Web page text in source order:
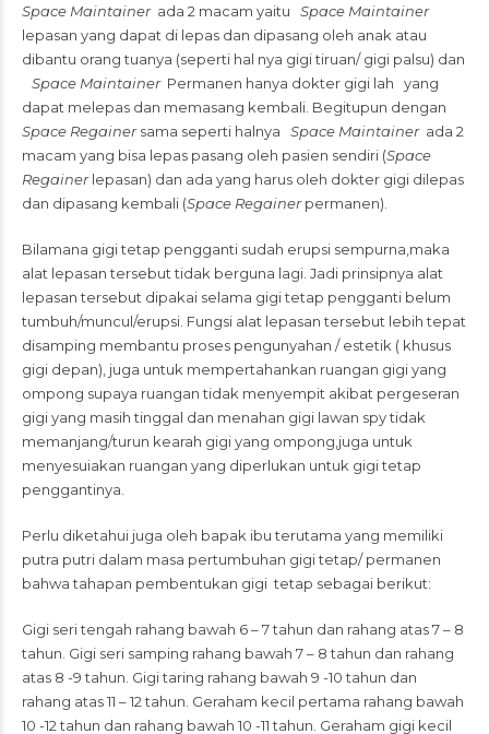
Space Maintainerada 2 macam yaitu Space Maintainer
lepasan yang dapat di lepas dan dipasang oleh anak atau
dibantu orang tuanya (seperti hal nya gigi tiruan/ gigi palsu) dan
Space MaintainerPermanen hanya dokter gigi lah yang
dapat melepas dan memasang kembali. Begitupun dengan
Space Regainersama seperti halnya Space Maintainerada 2
macam yang bisa lepas pasang oleh pasien sendiri (Space
Regainerlepasan) dan ada yang harus oleh dokter gigi dilepas
dan dipasang kembali (Space Regainerpermanen).
Bilamana gigi tetap pengganti sudah erupsi sempurna,maka
alat lepasan tersebut tidak berguna lagi. Jadi prinsipnya alat
lepasan tersebut dipakai selama gigi tetap pengganti belum
tumbuh/muncul/erupsi. Fungsi alat lepasan tersebut lebih tepat
disamping membantu proses pengunyahan / estetik ( khusus
gigi depan), juga untuk mempertahankan ruangan gigi yang
ompong supaya ruangan tidak menyempit akibat pergeseran
gigi yang masih tinggal dan menahan gigi lawan spy tidak
memanjang/turun kearah gigi yang ompong,juga untuk
menyesuiakan ruangan yang diperlukan untuk gigi tetap
penggantinya.
Perlu diketahui juga oleh bapak ibu terutama yang memiliki
putra putri dalam masa pertumbuhan gigi tetap/ permanen
bahwa tahapan pembentukan gigi tetap sebagai berikut:
Gigi seri tengah rahang bawah 6 – 7 tahun dan rahang atas 7 – 8
tahun. Gigi seri samping rahang bawah 7 – 8 tahun dan rahang
atas 8 -9 tahun. Gigi taring rahang bawah 9 -10 tahun dan
rahang atas 11 – 12 tahun. Geraham kecil pertama rahang bawah
10 -12 tahun dan rahang bawah 10 -11 tahun. Geraham gigi kecil